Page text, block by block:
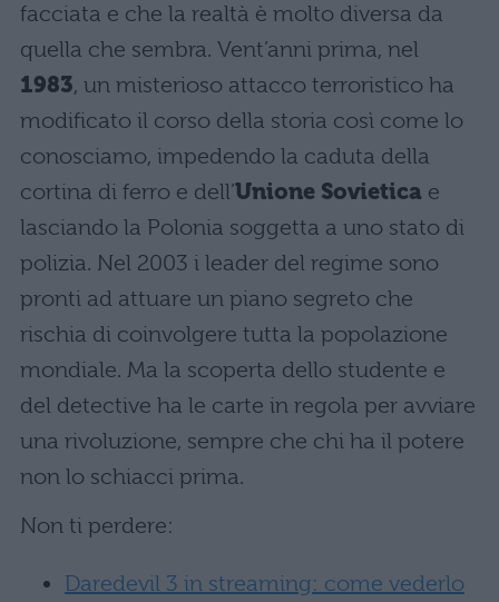
facciata e che la realtà è molto diversa da
quella che sembra. Vent’anni prima, nel
1983, un misterioso attacco terroristico ha
modificato il corso della storia così come lo
conosciamo, impedendo la caduta della
cortina di ferro e dell’Unione Sovietica e
lasciando la Polonia soggetta a uno stato di
polizia. Nel 2003 i leader del regime sono
pronti ad attuare un piano segreto che
rischia di coinvolgere tutta la popolazione
mondiale. Ma la scoperta dello studente e
del detective ha le carte in regola per avviare
una rivoluzione, sempre che chi ha il potere
non lo schiacci prima.
Non ti perdere:
Daredevil 3 in streaming: come vederlo